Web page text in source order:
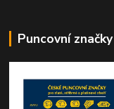
Puncovní značky